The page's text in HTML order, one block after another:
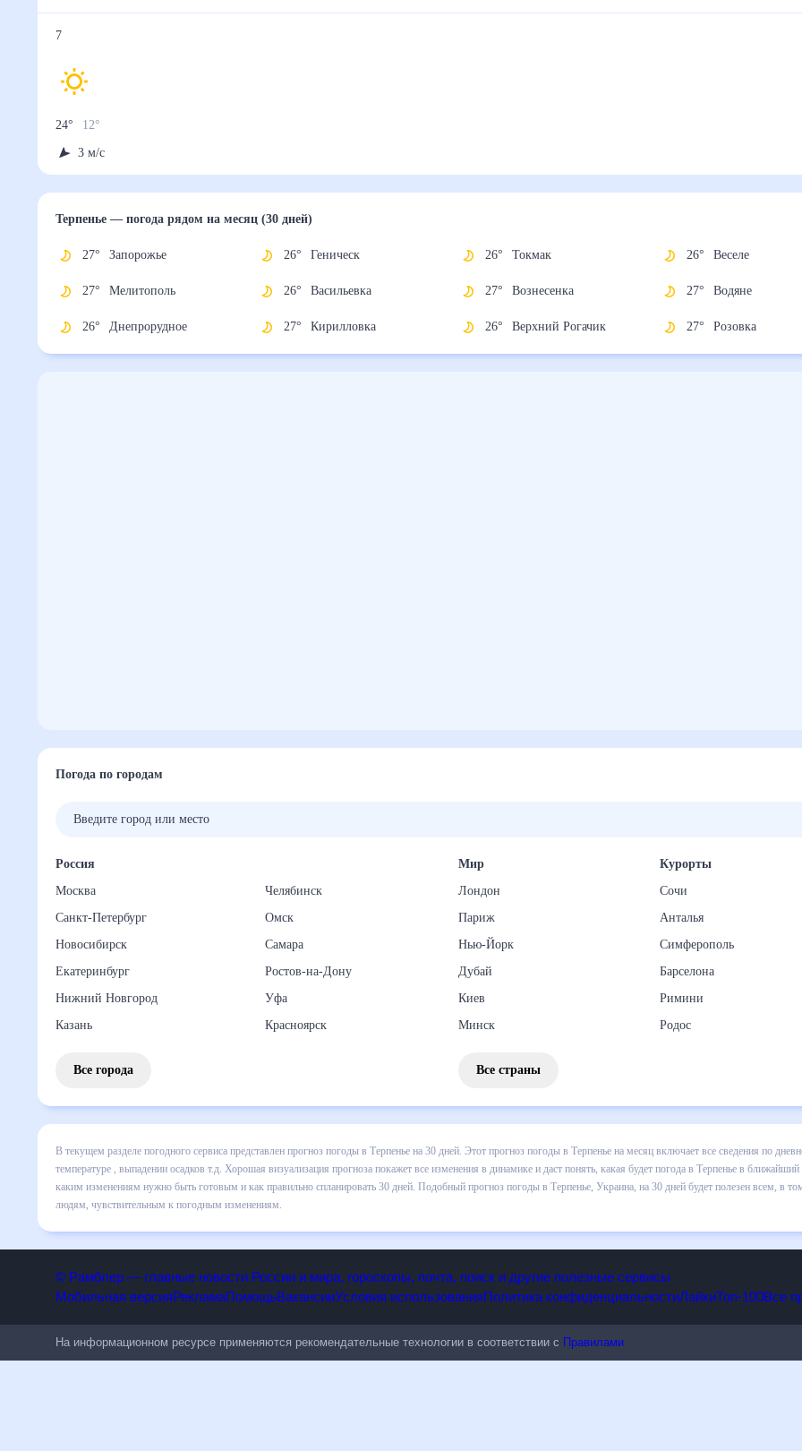
7
24° 12°
3 м/с
Терпенье— погода рядомна месяц (30 дней)
27° Запорожье
27° Мелитополь
26° Днепрорудное
26° Геническ
26° Васильевка
27° Кирилловка
26° Токмак
27° Вознесенка
26° Верхний Рогачик
26° Веселе
27° Водяне
27° Розовка
Погода по городам
Россия
Москва
Санкт-Петербург
Новосибирск
Екатеринбург
Нижний Новгород
Казань
Челябинск
Омск
Самара
Ростов-на-Дону
Уфа
Красноярск
Все города
Мир
Лондон
Париж
Нью-Йорк
Дубай
Киев
Минск
Курорты
Сочи
Анталья
Симферополь
Барселона
Римини
Родос
Все страны
В текущем разделе погодного сервиса представлен прогноз погоды в Терпенье на 30 дней. Этот прогноз погоды в Терпенье на
включает все сведения по дневной температуре , выпадении осадков т.д. Хорошая визуализация прогноза покажет все
динамике и даст понять, какая будет погода в Терпенье в ближайший месяц, к каким изменениям нужно быть готовым и как
спланировать 30 дней. Подобный прогноз погоды в Терпенье, Украина, на 30 дней будет полезен всем, в том числе людям,
© Рамблер — главные новости России и мира, гороскопы, почта, поиск и другие полезные сервисы
На информационном ресурсе применяются рекомендательные технологии в соответствии сПравилами